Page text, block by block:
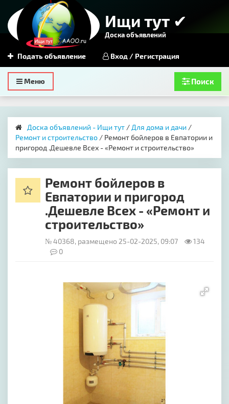
Ищи тут ✔
Доска объявлений
Подать объявление Вход / Регистрация
Toggle
navigation
Меню Поиск
Доска объявлений - Ищи тут / Для дома и дачи /
Ремонт и строительство / Ремонт бойлеров в Евпатории и
пригород .Дешевле Всех - «Ремонт и строительство»
Ремонт бойлеров в
Евпатории и пригород
.Дешевле Всех - «Ремонт и
строительство»
№ 40368, размещено 25-02-2025, 09:07
134
0